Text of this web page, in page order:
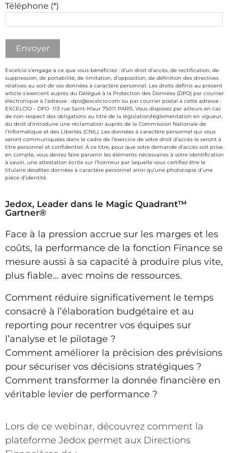
Téléphone (*)
Excelcio s’engage à ce que vous bénéficiez : d’un droit d’accès, de rectification, de
suppression, de portabilité, de limitation, d’opposition, de définition des directives
relatives au sort de vos données à caractère personnel. Les droits définis au présent
article s’exercent auprès du Délégué à la Protection des Données (DPO) par courrier
électronique à l’adresse : dpo@excelcio.com ou par courrier postal à cette adresse :
EXCELCIO – DPO -113 rue Saint-Maur 75011 PARIS. Vous disposez par ailleurs en cas
de non-respect des obligations au titre de la législation/réglementation en vigueur,
du droit d’introduire une réclamation auprès de la Commission Nationale de
l’Informatique et des Libertés (CNIL). Les données à caractère personnel qui vous
seront communiquées dans le cadre de l’exercice de votre droit d’accès le seront à
titre personnel et confidentiel. A ce titre, pour que votre demande d’accès soit prise
en compte, vous devrez faire parvenir les éléments nécessaires à votre identification
à savoir, une attestation écrite sur l’honneur par laquelle vous certifiez être le
titulaire desdites données à caractère personnel ainsi qu’une photocopie d’une
pièce d’identité.
Jedox, Leader dans le Magic Quadrant™
Gartner®
Face à la pression accrue sur les marges et les
coûts, la performance de la fonction Finance se
mesure aussi à sa capacité à produire plus vite,
plus fiable… avec moins de ressources.
Comment réduire significativement le temps
consacré à l’élaboration budgétaire et au
reporting pour recentrer vos équipes sur
l’analyse et le pilotage ?
Comment améliorer la précision des prévisions
pour sécuriser vos décisions stratégiques ?
Comment transformer la donnée financière en
véritable levier de performance ?
Lors de ce webinar, découvrez comment la
plateforme Jedox permet aux Directions